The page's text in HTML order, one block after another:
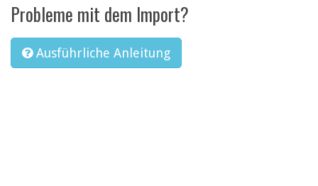
Probleme mit dem Import?
Ausführliche Anleitung